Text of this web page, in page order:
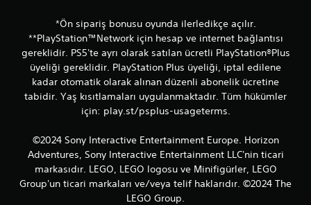
*Ön sipariş bonusu oyunda ilerledikçe açılır.
**PlayStation™Network için hesap ve internet bağlantısı
gereklidir. PS5'te ayrı olarak satılan ücretli PlayStation®Plus
üyeliği gereklidir. PlayStation Plus üyeliği, iptal edilene
kadar otomatik olarak alınan düzenli abonelik ücretine
tabidir. Yaş kısıtlamaları uygulanmaktadır. Tüm hükümler
için: play.st/psplus-usageterms.
©2024 Sony Interactive Entertainment Europe. Horizon
Adventures, Sony Interactive Entertainment LLC'nin ticari
markasıdır. LEGO, LEGO logosu ve Minifigürler, LEGO
Group'un ticari markaları ve/veya telif haklarıdır. ©2024 The
LEGO Group.